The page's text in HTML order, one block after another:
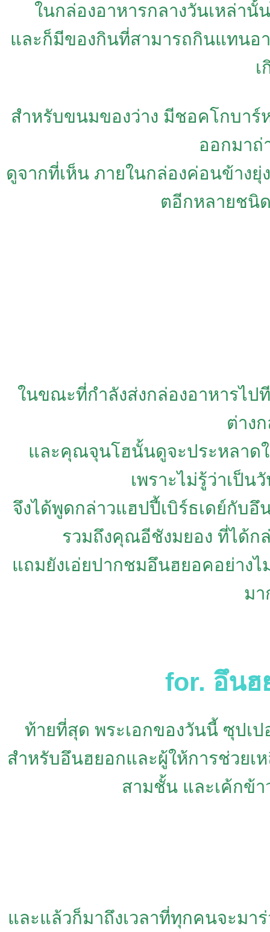
ในกล่องอาหารกลางวันเหล่า
และก็มีของกินที่สามารถกินแทนอ
สำหรับขนมของว่าง มีชอคโกบา
ออกมาถ่
ดูจากที่เห็น ภายในกล่องค่อนข้างยุ่
ตอีกหลายชนิ
ในขณะที่กำลังส่งกล่องอาหารไ
ต่าง
และคุณจุนโฮนั้นดูจะประหลาดใ
เพราะไม่รู้ว่าเป็
จึงได้พูดกล่าวแฮปปี้เบิร์ธเดย์กับ
รวมถึงคุณอีชังมยอง ที่ได้ก
แถมยังเอ่ยปากชมอึนฮยอคอย่าง
ม
for. อึนฮ
ท้ายที่สุด พระเอกของวันนี้ ซุปเ
สำหรับอึนฮยอกและผู้ให้การช่วยเ
สามชั้น และเค้กข้
และแล้วก็มาถึงเวลาที่ทุกคนจะมา